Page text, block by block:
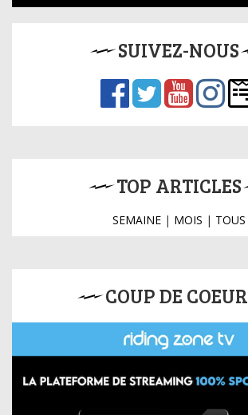
SUIVEZ-NOUS
TOP ARTICLES
SEMAINE| MOIS | TOUS
COUP DE COEUR